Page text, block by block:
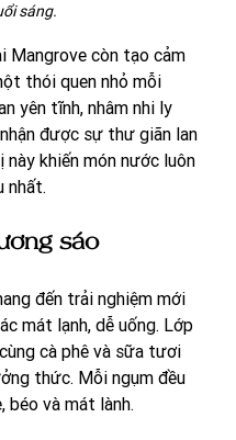
sáng.
Mangrove còn tạo cảm
thói quen nhỏ mỗi
yên tĩnh, nhâm nhi ly
được sự thư giãn lan
này khiến món nước luôn
nhất.
sáo
đến trải nghiệm mới
mát lạnh, dễ uống. Lớp
cà phê và sữa tươi
thức. Mỗi ngụm đều
béo và mát lành.